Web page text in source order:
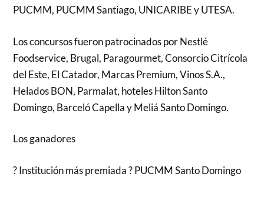
PUCMM, PUCMM Santiago, UNICARIBE y UTESA.
Los concursos fueron patrocinados por Nestlé
Foodservice, Brugal, Paragourmet, Consorcio Citrícola
del Este, El Catador, Marcas Premium, Vinos S.A.,
Helados BON, Parmalat, hoteles Hilton Santo
Domingo, Barceló Capella y Meliá Santo Domingo.
Los ganadores
? Institución más premiada ? PUCMM Santo Domingo